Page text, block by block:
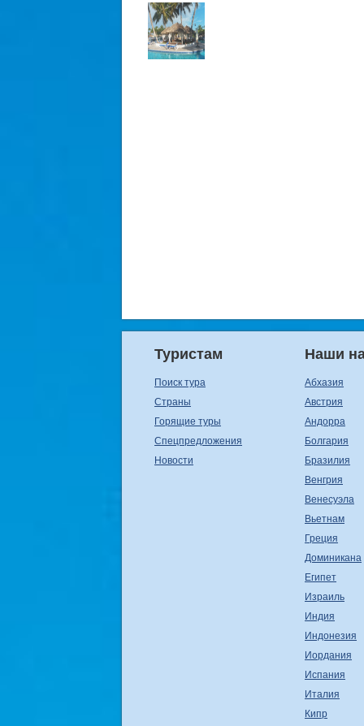
Туристам
Поиск тура
Страны
Горящие туры
Спецпредложения
Новости
Наши
Абхазия
Австрия
Андорра
Болгария
Бразилия
Венгрия
Венесуэла
Вьетнам
Греция
Доминикана
Египет
Израиль
Индия
Индонезия
Иордания
Испания
Италия
Кипр